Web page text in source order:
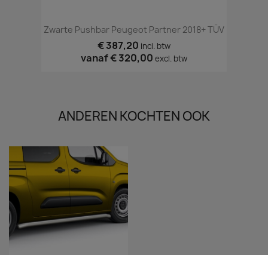
Zwarte Pushbar Peugeot Partner 2018+ TÜV
€ 387,20 incl. btw
vanaf€ 320,00 excl. btw
ANDEREN KOCHTEN OOK